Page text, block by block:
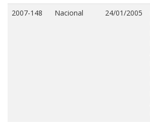
2007-148 Nacional 24/01/2005